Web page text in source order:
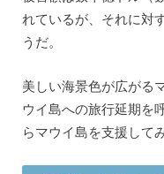
れているが、それに対
うだ。
美しい海景色が広がる
ウイ島への旅行延期を
らマウイ島を支援して